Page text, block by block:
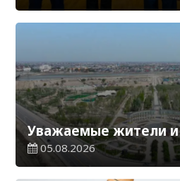
Уважаемые жители и
05.08.2026